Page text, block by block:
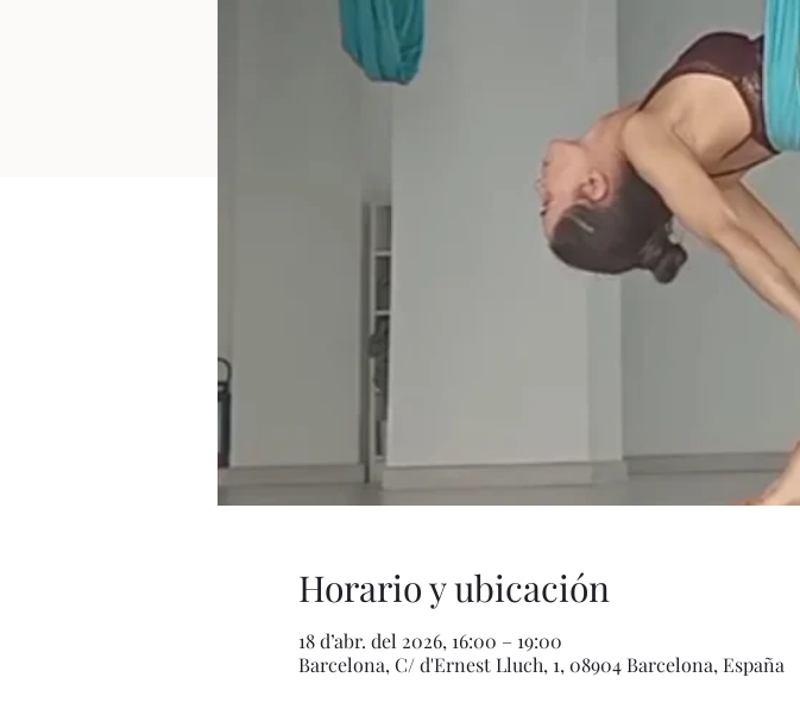
Horario y ubicación
18 d’abr. del 2026, 16:00 – 19:00
Barcelona, C/ d'Ernest Lluch, 1, 08904 Barcelona, España